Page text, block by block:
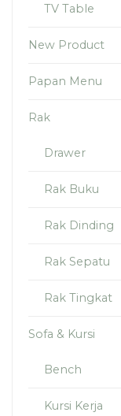
TV Table
New Product
Papan Menu
Rak
Drawer
Rak Buku
Rak Dinding
Rak Sepatu
Rak Tingkat
Sofa & Kursi
Bench
Kursi Kerja